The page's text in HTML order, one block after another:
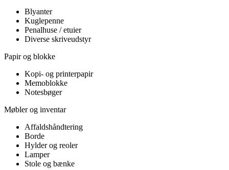
Blyanter
Kuglepenne
Penalhuse / etuier
Diverse skriveudstyr
Papir og blokke
Kopi- og printerpapir
Memoblokke
Notesbøger
Møbler og inventar
Affaldshåndtering
Borde
Hylder og reoler
Lamper
Stole og bænke